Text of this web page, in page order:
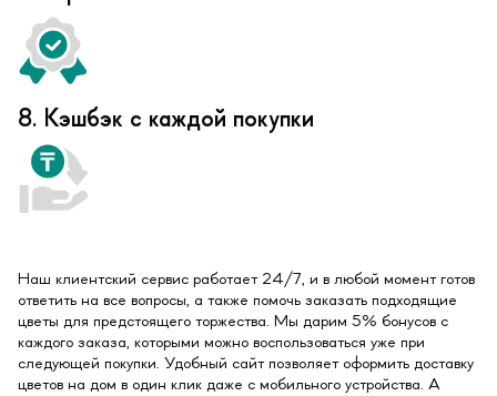
8. Кэшбэк с каждой покупки
Наш клиентский сервис работает 24/7, и в любой момент готов
ответить на все вопросы, а также помочь заказать подходящие
цветы для предстоящего торжества. Мы дарим 5% бонусов с
каждого заказа, которыми можно воспользоваться уже при
следующей покупки. Удобный сайт позволяет оформить доставку
цветов на дом в один клик даже с мобильного устройства. А